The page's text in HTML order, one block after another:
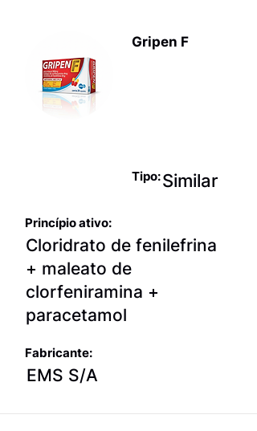
Gripen F
Tipo:Similar
Princípio ativo:
Cloridrato de fenilefrina
+ maleato de
clorfeniramina +
paracetamol
Fabricante:
EMS S/A